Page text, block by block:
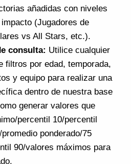
añadidas con niveles
(Jugadores de
vs All Stars, etc.).
consulta: Utilice cualquier
filtros por edad, temporada,
y equipo para realizar una
dentro de nuestra base
generar valores que
percentil 10/percentil
ponderado/75
90/valores máximos para